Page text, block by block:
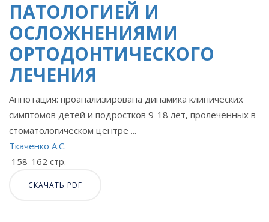
ПАТОЛОГИЕЙ И
ОСЛОЖНЕНИЯМИ
ОРТОДОНТИЧЕСКОГО
ЛЕЧЕНИЯ
Аннотация: проанализирована динамика клинических
симптомов детей и подростков 9-18 лет, пролеченных в
стоматологическом центре ...
Ткаченко А.С.
158-162 стр.
СКАЧАТЬ PDF